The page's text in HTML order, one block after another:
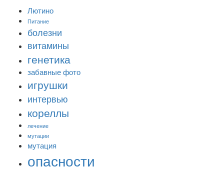
Лютино
Питание
болезни
витамины
генетика
забавные фото
игрушки
интервью
кореллы
лечение
мутации
мутация
опасности